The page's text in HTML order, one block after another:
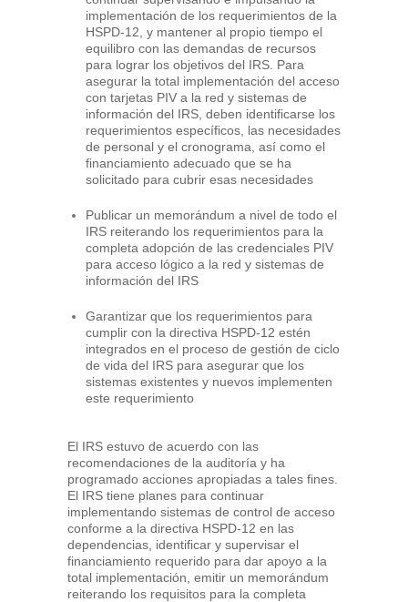
implementación de los requerimientos de la
HSPD-12, y mantener al propio tiempo el
equilibro con las demandas de recursos
para lograr los objetivos del IRS. Para
asegurar la total implementación del acceso
con tarjetas PIV a la red y sistemas de
información del IRS, deben identificarse los
requerimientos específicos, las necesidades
de personal y el cronograma, así como el
financiamiento adecuado que se ha
solicitado para cubrir esas necesidades
Publicar un memorándum a nivel de todo el
IRS reiterando los requerimientos para la
completa adopción de las credenciales PIV
para acceso lógico a la red y sistemas de
información del IRS
Garantizar que los requerimientos para
cumplir con la directiva HSPD-12 estén
integrados en el proceso de gestión de ciclo
de vida del IRS para asegurar que los
sistemas existentes y nuevos implementen
este requerimiento
El IRS estuvo de acuerdo con las
recomendaciones de la auditoría y ha
programado acciones apropiadas a tales fines.
El IRS tiene planes para continuar
implementando sistemas de control de acceso
conforme a la directiva HSPD-12 en las
dependencias, identificar y supervisar el
financiamiento requerido para dar apoyo a la
total implementación, emitir un memorándum
reiterando los requisitos para la completa